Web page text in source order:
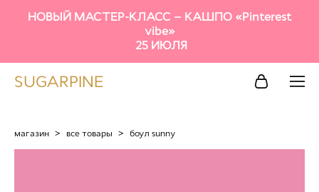
НОВЫЙ МАСТЕР-КЛАСС – КАШПО «Pinterest
vibe»
25 ИЮЛЯ
SUGARPINE
магазин > все товары > боул sunny